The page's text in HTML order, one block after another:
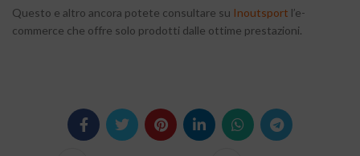
Questo e altro ancora potete consultare su Inoutsport l’e-
commerce che offre solo prodotti dalle ottime prestazioni.